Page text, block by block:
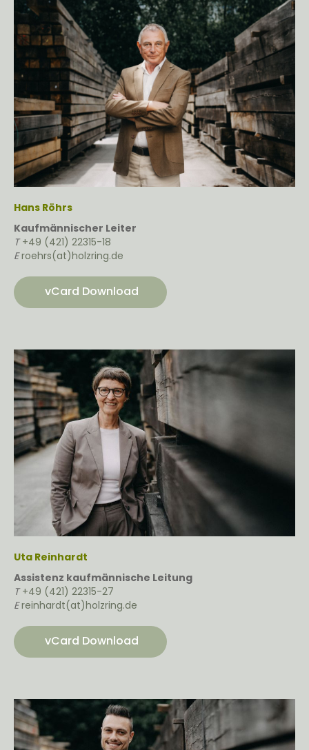
Hans Röhrs
Kaufmännischer Leiter
T +49 (421) 22315-18
E roehrs(at)holzring.de
vCard Download
Uta Reinhardt
Assistenz kaufmännische Leitung
T +49 (421) 22315-27
E reinhardt(at)holzring.de
vCard Download